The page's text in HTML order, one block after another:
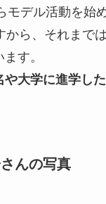
モデル活動を始
から、それまで
す。
や大学に進学し
んの写真